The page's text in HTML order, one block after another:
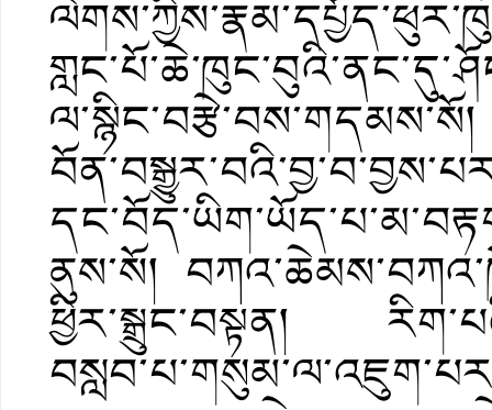
ནུས་སོ།
ཕྱིར་སྒྲུང་བསྟན།